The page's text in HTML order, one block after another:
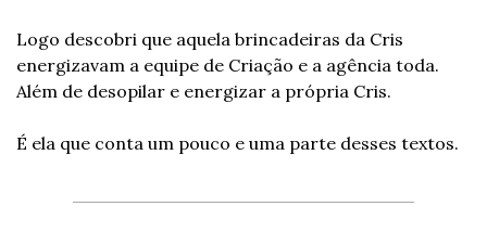
Logo descobri que aquela brincadeiras da Cris
energizavam a equipe de Criação e a agência toda.
Além de desopilar e energizar a própria Cris.
É ela que conta um pouco e uma parte desses textos.